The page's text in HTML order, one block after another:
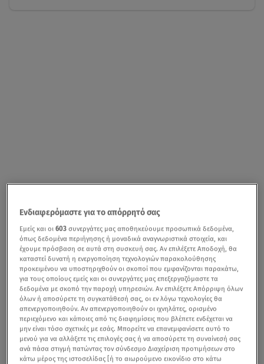
Ενδιαφερόμαστε για το απόρρητό σας
Εμείς και οι603 συνεργάτες μας αποθηκεύουμε προσωπικά δεδομένα,
όπως δεδομένα περιήγησης ή μοναδικά αναγνωριστικά στοιχεία, και
έχουμε πρόσβαση σε αυτά στη συσκευή σας. Αν επιλέξετε Αποδοχή, θα
καταστεί δυνατή η ενεργοποίηση τεχνολογιών παρακολούθησης
προκειμένου να υποστηριχθούν οι σκοποί που εμφανίζονται παρακάτω,
για τους οποίους εμείς και οι συνεργάτες μας επεξεργαζόμαστε τα
δεδομένα με σκοπό την παροχή υπηρεσιών. Αν επιλέξετε Απόρριψη όλων
όλων ή αποσύρετε τη συγκατάθεσή σας, οι εν λόγω τεχνολογίες θα
απενεργοποιηθούν. Αν απενεργοποιηθούν οι ιχνηλάτες, ορισμένο
περιεχόμενο και κάποιες από τις διαφημίσεις που βλέπετε ενδέχεται να
μην είναι τόσο σχετικές με εσάς. Μπορείτε να επανεμφανίσετε αυτό το
μενού για να αλλάξετε τις επιλογές σας ή να αποσύρετε τη συναίνεσή σας
ανά πάσα στιγμή πατώντας τον σύνδεσμο Διαχείριση προτιμήσεων στο
κάτω μέρος της ιστοσελίδας [ή το αιωρούμενο εικονίδιο στο κάτω